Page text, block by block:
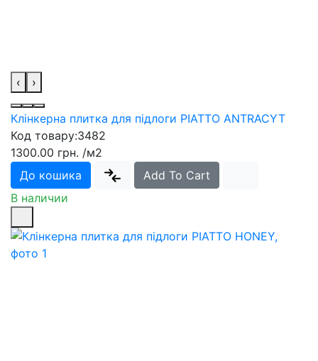
‹ ›
Клінкерна плитка для підлоги PIATTO ANTRACYT
Код товару:3482
1300.00 грн. /м2
До кошика
Add To Cart
В наличии